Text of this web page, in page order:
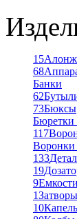
15
68
Банки
62
73Бюксы
Бюретки
117
Воронки
133
19
9Емкости
1Затворы
10